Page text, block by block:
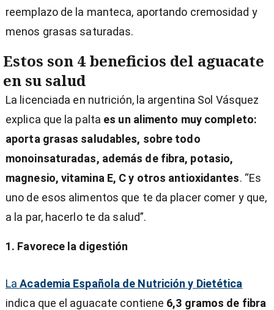
reemplazo de la manteca, aportando cremosidad y
menos grasas saturadas.
Estos son 4 beneficios del aguacate
en su salud
La licenciada en nutrición, la argentina Sol Vásquez
explica que la palta es un alimento muy completo:
aporta grasas saludables, sobre todo
monoinsaturadas, además de fibra, potasio,
magnesio, vitamina E, C y otros antioxidantes. “Es
uno de esos alimentos que te da placer comer y que,
a la par, hacerlo te da salud”.
1. Favorece la digestión
LaAcademia Española de Nutrición y Dietética
indica que el aguacate contiene 6,3 gramos de fibra